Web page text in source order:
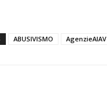
ABUSIVISMO AgenzieAIAV